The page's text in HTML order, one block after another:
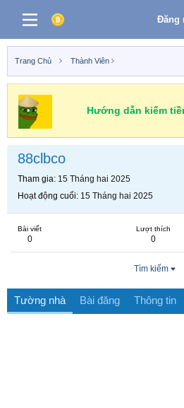
Đăng
Trang Chủ Thành Viên
Hướng dẫn kiếm
88clbco
Tham gia 15 Tháng hai 2025
Hoạt động cuối 15 Tháng hai 2025
Bài viết
0
Lượt thích
0
Tìm kiếm
Tường nhà Bài đăng Thông tin